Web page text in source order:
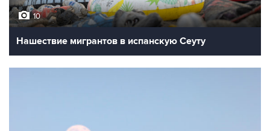
10
Нашествие мигрантов в испанскую Сеуту